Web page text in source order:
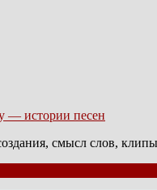
— истории песен
смысл слов,